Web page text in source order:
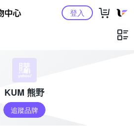
Yahoo購物中心登入
KUM 熊野
追蹤品牌